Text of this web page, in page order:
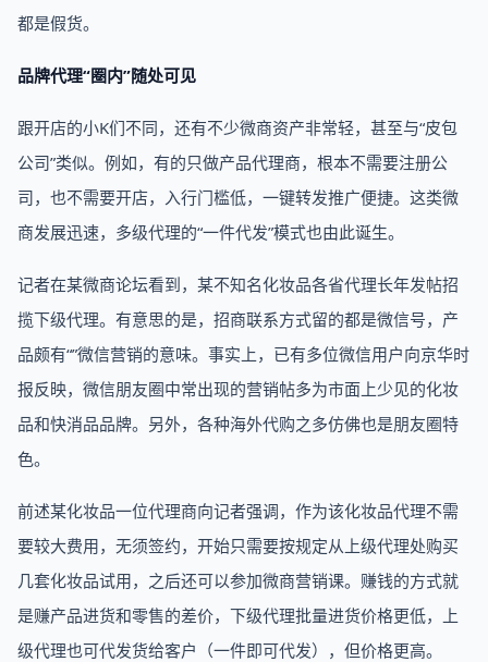
都是假货。
品牌代理“圈内”随处可见
跟开店的小K们不同，还有不少微商资产非常轻，甚至与“皮包
公司”类似。例如，有的只做产品代理商，根本不需要注册公
司，也不需要开店，入行门槛低，一键转发推广便捷。这类微
商发展迅速，多级代理的“一件代发”模式也由此诞生。
记者在某微商论坛看到，某不知名化妆品各省代理长年发帖招
揽下级代理。有意思的是，招商联系方式留的都是微信号，产
品颇有“”微信营销的意味。事实上，已有多位微信用户向京华时
报反映，微信朋友圈中常出现的营销帖多为市面上少见的化妆
品和快消品品牌。另外，各种海外代购之多仿佛也是朋友圈特
色。
前述某化妆品一位代理商向记者强调，作为该化妆品代理不需
要较大费用，无须签约，开始只需要按规定从上级代理处购买
几套化妆品试用，之后还可以参加微商营销课。赚钱的方式就
是赚产品进货和零售的差价，下级代理批量进货价格更低，上
级代理也可代发货给客户（一件即可代发），但价格更高。